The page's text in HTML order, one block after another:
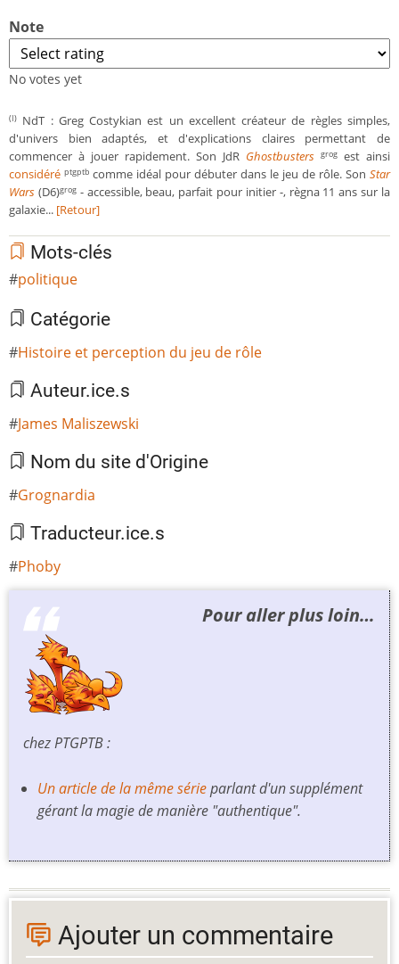
Note
No votes yet
(I) NdT : Greg Costykian est un excellent créateur de règles simples,
d'univers bien adaptés, et d'explications claires permettant de
commencer à jouer rapidement. Son JdR Ghostbusters grog est ainsi
considéré ptgptb comme idéal pour débuter dans le jeu de rôle. Son Star
Wars (D6)grog- accessible, beau, parfait pour initier -, règna 11 ans sur la
galaxie... [Retour]
Mots-clés
politique
Catégorie
Histoire et perception du jeu de rôle
Auteur.ice.s
James Maliszewski
Nom du site d'Origine
Grognardia
Traducteur.ice.s
Phoby
Pour aller plus loin…
chez PTGPTB :
Un article de la même sérieparlant d'un supplément
gérant la magie de manière "authentique".
Ajouter un commentaire